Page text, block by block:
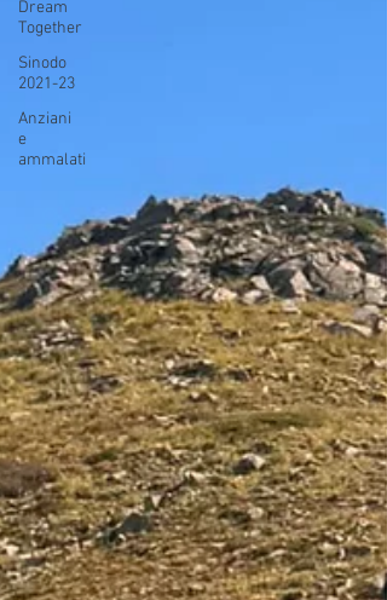
Dream
Together
Sinodo
2021-23
Anziani
e
ammalati